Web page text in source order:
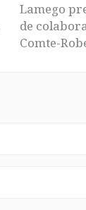
Lamego
de
Comte-